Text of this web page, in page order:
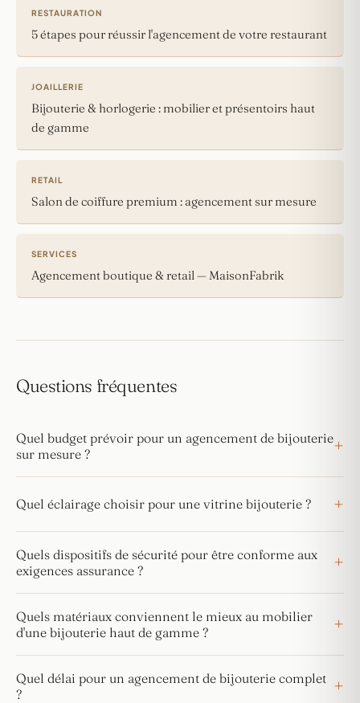
RESTAURATION
5 étapes pour réussir l'agencement de votre restaurant
JOAILLERIE
Bijouterie & horlogerie : mobilier et présentoirs haut
de gamme
RETAIL
Salon de coiffure premium : agencement sur mesure
SERVICES
Agencement boutique & retail — MaisonFabrik
Questions fréquentes
Quel budget prévoir pour un agencement de bijouterie
sur mesure ?
Quel éclairage choisir pour une vitrine bijouterie ?
Quels dispositifs de sécurité pour être conforme aux
exigences assurance ?
Quels matériaux conviennent le mieux au mobilier
d'une bijouterie haut de gamme ?
Quel délai pour un agencement de bijouterie complet
?